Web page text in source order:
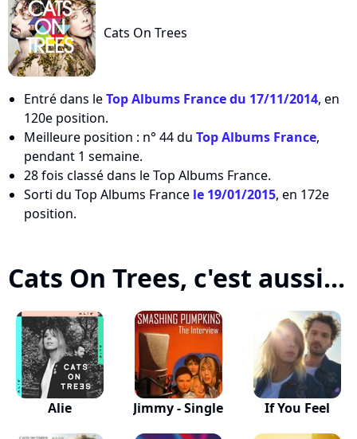
Cats On Trees
Entré dans leTop Albums France du 17/11/2014, en
120e position.
Meilleure position : n° 44 du Top Albums France,
pendant 1 semaine.
28 fois classé dans le Top Albums France.
Sorti du Top Albums France le 19/01/2015, en 172e
position.
Cats On Trees, c'est aussi...
Alie Jimmy - Single If You Feel